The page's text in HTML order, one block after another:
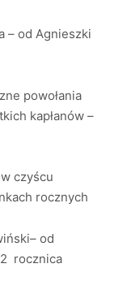
– od Agnieszki
powołania
kapłanów –
czyścu
rocznych
od
rocznica